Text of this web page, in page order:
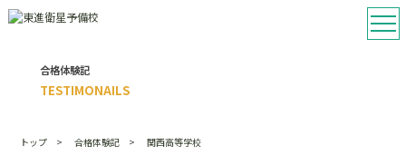
合格体験記
TESTIMONAILS
トップ 合格体験記 関西高等学校